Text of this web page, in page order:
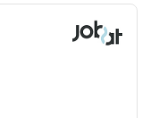
zoals snijden,
ook